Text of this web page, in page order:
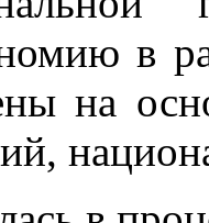
в
на